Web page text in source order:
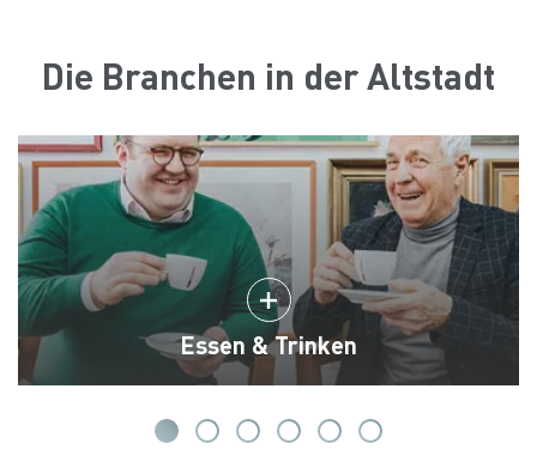
Die Branchen in der Altstadt
Essen & Trinken